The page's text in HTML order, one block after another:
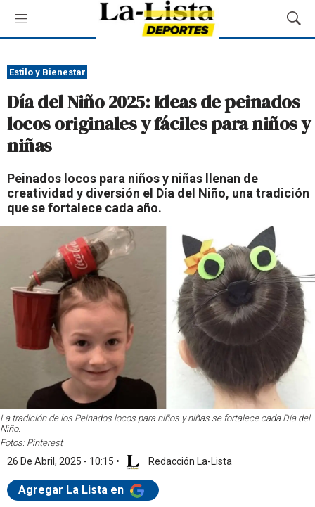
M
e
ú
M
o
a
r
B
u
e
Estilo y Bienestar
Día del Niño 2025: Ideas de peinados
locos originales y fáciles para niños y
niñas
Peinados locos para niños y niñas llenan de
creatividad y diversión el Día del Niño, una tradición
que se fortalece cada año.
La tradición de los Peinados locos para niños y niñas se fortalece cada Día del
Niño.
Fotos: Pinterest
26 De Abril, 2025 - 10:15 • Redacción La-Lista
Agregar La Lista en